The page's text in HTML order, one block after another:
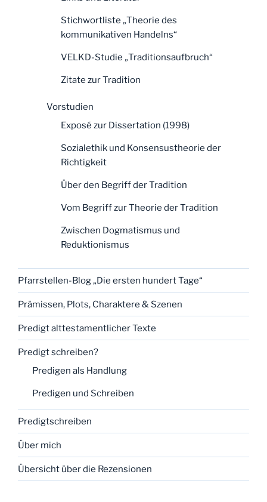
Stichwortliste „Theorie des
kommunikativen Handelns“
VELKD-Studie „Traditionsaufbruch“
Zitate zur Tradition
Vorstudien
Exposé zur Dissertation (1998)
Sozialethik und Konsensustheorie der
Richtigkeit
Über den Begriff der Tradition
Vom Begriff zur Theorie der Tradition
Zwischen Dogmatismus und
Reduktionismus
Pfarrstellen-Blog „Die ersten hundert Tage“
Prämissen, Plots, Charaktere & Szenen
Predigt alttestamentlicher Texte
Predigt schreiben?
Predigen als Handlung
Predigen und Schreiben
Predigtschreiben
Über mich
Übersicht über die Rezensionen